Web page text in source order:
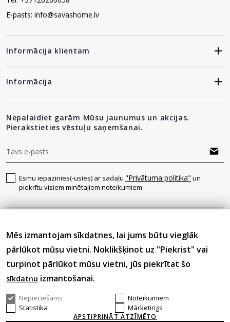
E-pasts: info@savashome.lv
Informācija klientam
Informācija
Nepalaidiet garām Mūsu jaunumus un akcijas.
Pierakstieties vēstuļu saņemšanai.
Esmu iepazinies(-usies) ar sadaļu "Privātuma politika" un
piekrītu visiem minētajiem noteikumiem
© 2026 Visas tiesības aizsargātas.
Mēs izmantojam sīkdatnes, lai jums būtu vieglāk
pārlūkot mūsu vietni. Noklikšķinot uz "Piekrist" vai
turpinot pārlūkot mūsu vietni, jūs piekrītat šo
sīkdatņu izmantošanai.
Nepieciešams
Noteikumiem
Statistika
Mārketings
APSTIPRINĀT ATZĪMĒTO